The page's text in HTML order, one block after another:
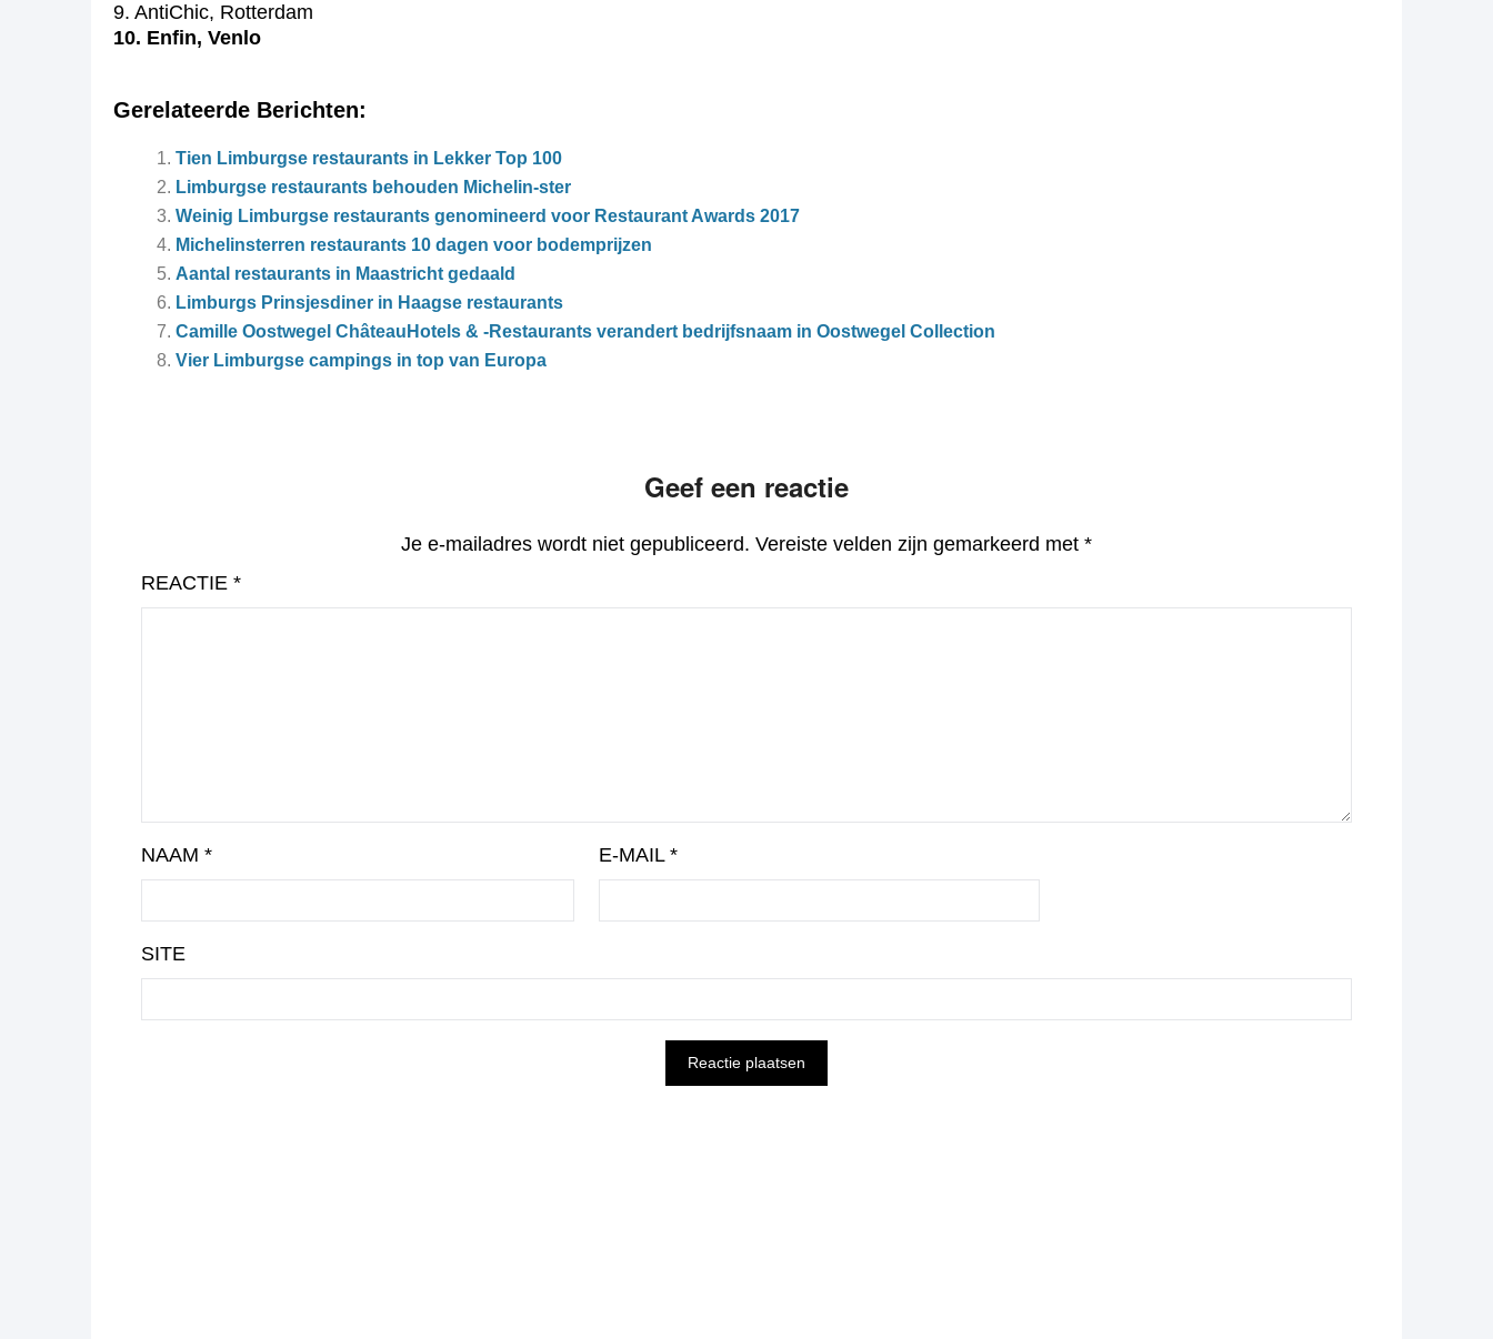
9. AntiChic, Rotterdam
10. Enfin, Venlo
Gerelateerde Berichten:
Tien Limburgse restaurants in Lekker Top 100
Limburgse restaurants behouden Michelin-ster
Weinig Limburgse restaurants genomineerd voor Restaurant Awards 2017
Michelinsterren restaurants 10 dagen voor bodemprijzen
Aantal restaurants in Maastricht gedaald
Limburgs Prinsjesdiner in Haagse restaurants
Camille Oostwegel ChâteauHotels & -Restaurants verandert bedrijfsnaam in Oostwegel Collection
Vier Limburgse campings in top van Europa
Geef een reactie
Je e-mailadres wordt niet gepubliceerd. Vereiste velden zijn gemarkeerd met *
REACTIE *
NAAM * E-MAIL *
SITE